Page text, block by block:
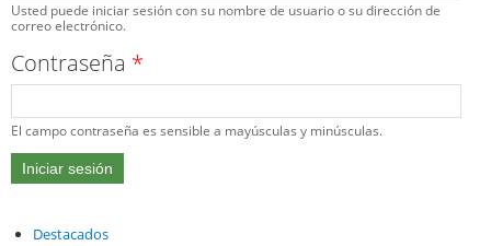
Usted puede iniciar sesión con su nombre de usuario o su dirección de
correo electrónico.
Contraseña *
El campo contraseña es sensible a mayúsculas y minúsculas.
Destacados